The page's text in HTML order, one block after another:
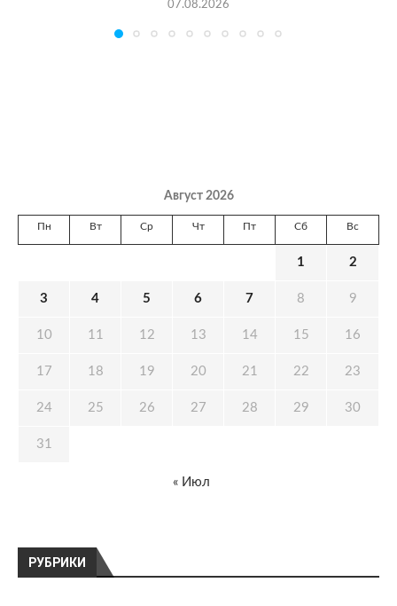
07.08.2026
РУБРИКИ
Август 2026
Пн Вт Ср Чт Пт Сб Вс
1 2
3 4 5 6 7 8 9
10 11 12 13 14 15 16
17 18 19 20 21 22 23
24 25 26 27 28 29 30
31
« Июл